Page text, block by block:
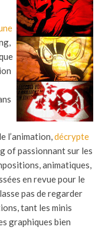
l’animation,décrypte
of passionnant sur les
animatiques,
en revue pour le
pas de regarder
tant les minis
graphiques bien